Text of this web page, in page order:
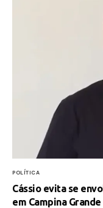
POLÍTICA
Cássio evita se
em Campina Grande